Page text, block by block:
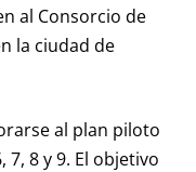
al Consorcio de
la ciudad de
al plan piloto
7, 8 y 9. El objetivo